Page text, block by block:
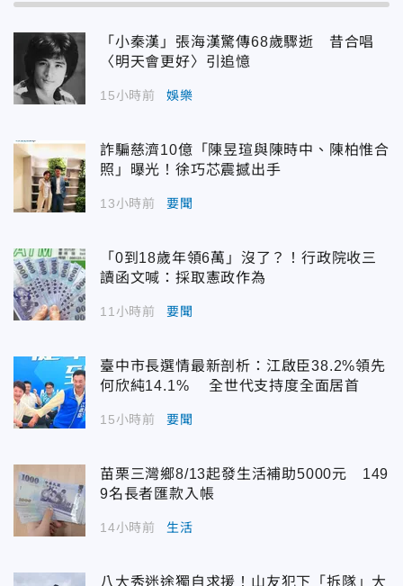
「小秦漢」張海漢驚傳68歲驟逝 昔合唱
〈明天會更好〉引追憶
15小時前 娛樂
詐騙慈濟10億「陳昱瑄與陳時中、陳柏惟合
照」曝光！徐巧芯震撼出手
13小時前 要聞
「0到18歲年領6萬」沒了？！行政院收三
讀函文喊：採取憲政作為
11小時前 要聞
臺中市長選情最新剖析：江啟臣38.2%領先
何欣純14.1% 全世代支持度全面居首
15小時前 要聞
苗栗三灣鄉8/13起發生活補助5000元 149
9名長者匯款入帳
14小時前 生活
八大秀迷途獨自求援！山友犯下「拆隊」大